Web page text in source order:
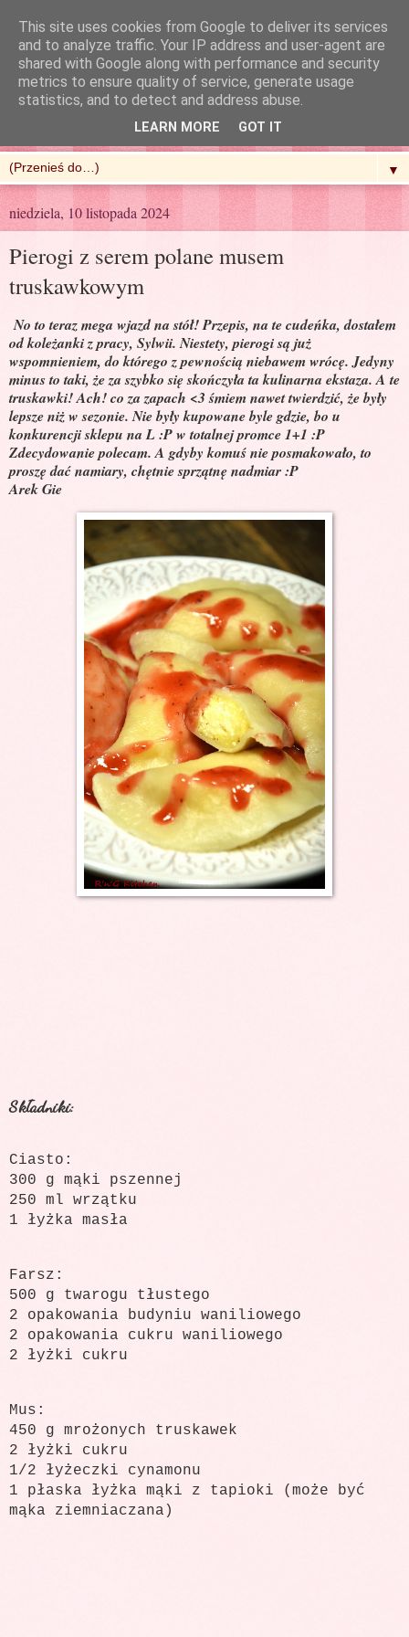
R'n'G Kitchen
▼
niedziela, 10 listopada 2024
Pierogi z serem polane musem
truskawkowym
No to teraz mega wjazd na stół! Przepis, na te cudeńka, dostałem
od koleżanki z pracy, Sylwii. Niestety, pierogi są już
wspomnieniem, do którego z pewnością niebawem wrócę. Jedyny
minus to taki, że za szybko się skończyła ta kulinarna ekstaza. A te
truskawki! Ach! co za zapach <3 śmiem nawet twierdzić, że były
lepsze niż w sezonie. Nie były kupowane byle gdzie, bo u
konkurencji sklepu na L :P w totalnej promce 1+1 :P
Zdecydowanie polecam. A gdyby komuś nie posmakowało, to
proszę dać namiary, chętnie sprzątnę nadmiar :P
Arek Gie
Składniki:
Ciasto:
300 g mąki pszennej
250 ml wrzątku
1 łyżka masła
Farsz:
500 g twarogu tłustego
2 opakowania budyniu waniliowego
2 opakowania cukru waniliowego
2 łyżki cukru
Mus:
450 g mrożonych truskawek
2 łyżki cukru
1/2 łyżeczki cynamonu
1 płaska łyżka mąki z tapioki (może być
mąka ziemniaczana)
This site uses cookies from Google to deliver its services
and to analyze traffic. Your IP address and user-agent are
shared with Google along with performance and security
metrics to ensure quality of service, generate usage
statistics, and to detect and address abuse.
LEARN MORE GOT IT